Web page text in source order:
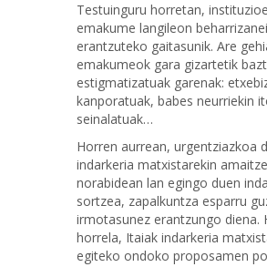
Testuinguru horretan,
emakume langileon beharrizanei
erantzuteko gaitasunik. Are
emakumeok gara gizartetik
estigmatizatuak garenak:
kanporatuak, babes neurriekin
seinalatuak…
Horren aurrean, urgentziazkoa
indarkeria matxistarekin
norabidean lan egingo duen
sortzea, zapalkuntza esparru
irmotasunez erantzungo diena.
horrela, Itaiak indarkeria
egiteko ondoko proposamen